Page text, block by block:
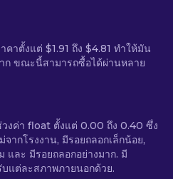
าตั้งแต่ $1.91 ถึง $4.81 ทำให้มัน
ก ขณะนี้สามารถซื้อได้ผ่านหลาย
งค่า float ตั้งแต่ 0.00 ถึง 0.40 ซึ่ง
ากโรงงาน, มีรอยถลอกเล็กน้อย,
และ มีรอยถลอกอย่างมาก. มี
แต่ละสภาพภายนอกด้วย.